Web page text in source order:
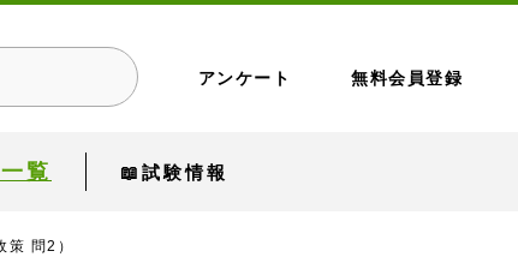
アンケート 無料会員登録
覧 📖試験情報
策 問2）